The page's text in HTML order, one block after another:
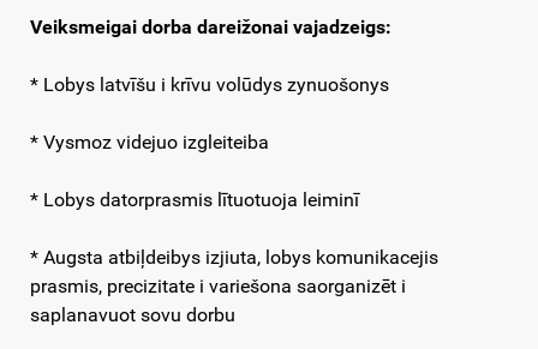
Veiksmeigai dorba dareižonai vajadzeigs:
* Lobys latvīšu i krīvu volūdys zynuošonys
* Vysmoz videjuo izgleiteiba
* Lobys datorprasmis lītuotuoja leiminī
* Augsta atbiļdeibys izjiuta, lobys komunikacejis
prasmis, precizitate i variešona saorganizēt i
saplanavuot sovu dorbu